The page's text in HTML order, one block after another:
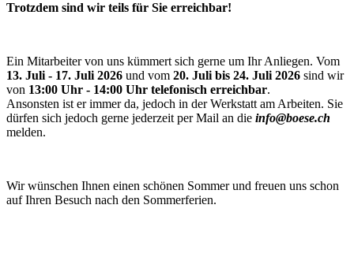
Trotzdem sind wir teils für Sie erreichbar!
Ein Mitarbeiter von uns kümmert sich gerne um Ihr Anliegen. Vom
13. Juli - 17. Juli 2026 und vom 20. Juli bis 24. Juli 2026 sind wir
von 13:00 Uhr - 14:00 Uhr telefonisch erreichbar.
Ansonsten ist er immer da, jedoch in der Werkstatt am Arbeiten. Sie
dürfen sich jedoch gerne jederzeit per Mail an die info@boese.ch
melden.
Wir wünschen Ihnen einen schönen Sommer und freuen uns schon
auf Ihren Besuch nach den Sommerferien.